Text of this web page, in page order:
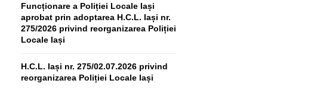
Funcționare a Poliției Locale Iași
aprobat prin adoptarea H.C.L. Iași nr.
275/2026 privind reorganizarea Poliției
Locale Iași
H.C.L. Iași nr. 275/02.07.2026 privind
reorganizarea Poliției Locale Iași